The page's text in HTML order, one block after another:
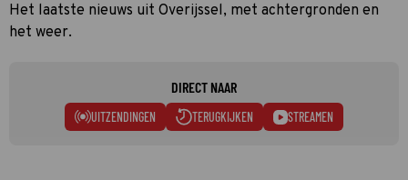
Het laatste nieuws uit Overijssel, met achtergronden en
het weer.
DIRECT NAAR
UITZENDINGEN TERUGKIJKEN STREAMEN